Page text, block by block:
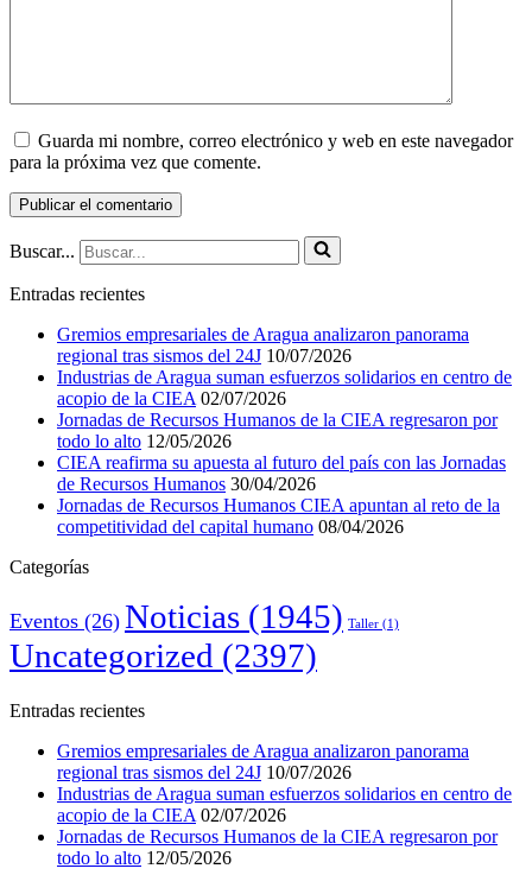
Guarda mi nombre, correo electrónico y web en este navegador
para la próxima vez que comente.
Buscar...
Entradas recientes
Gremios empresariales de Aragua analizaron panorama
regional tras sismos del 24J 10/07/2026
Industrias de Aragua suman esfuerzos solidarios en centro de
acopio de la CIEA 02/07/2026
Jornadas de Recursos Humanos de la CIEA regresaron por
todo lo alto 12/05/2026
CIEA reafirma su apuesta al futuro del país con las Jornadas
de Recursos Humanos 30/04/2026
Jornadas de Recursos Humanos CIEA apuntan al reto de la
competitividad del capital humano 08/04/2026
Categorías
Eventos (26) Noticias (1945) Taller (1)
Uncategorized (2397)
Entradas recientes
Gremios empresariales de Aragua analizaron panorama
regional tras sismos del 24J 10/07/2026
Industrias de Aragua suman esfuerzos solidarios en centro de
acopio de la CIEA 02/07/2026
Jornadas de Recursos Humanos de la CIEA regresaron por
todo lo alto 12/05/2026